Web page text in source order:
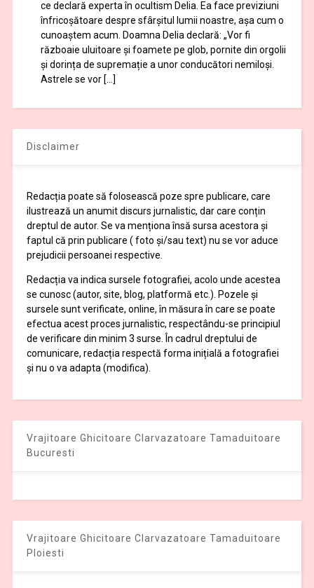
ce declară experta în ocultism Delia. Ea face previziuni
înfricoșătoare despre sfârșitul lumii noastre, așa cum o
cunoaștem acum. Doamna Delia declară: „Vor fi
războaie uluitoare și foamete pe glob, pornite din orgolii
și dorința de supremație a unor conducători nemiloși.
Astrele se vor […]
Disclaimer
Redacția poate să folosească poze spre publicare, care
ilustrează un anumit discurs jurnalistic, dar care conțin
dreptul de autor. Se va menționa însă sursa acestora și
faptul că prin publicare ( foto și/sau text) nu se vor aduce
prejudicii persoanei respective.
Redacția va indica sursele fotografiei, acolo unde acestea
se cunosc (autor, site, blog, platformă etc.). Pozele și
sursele sunt verificate, online, în măsura în care se poate
efectua acest proces jurnalistic, respectându-se principiul
de verificare din minim 3 surse. În cadrul dreptului de
comunicare, redacția respectă forma inițială a fotografiei
și nu o va adapta (modifica).
Vrajitoare Ghicitoare Clarvazatoare Tamaduitoare
Bucuresti
Vrajitoare Ghicitoare Clarvazatoare Tamaduitoare
Ploiesti